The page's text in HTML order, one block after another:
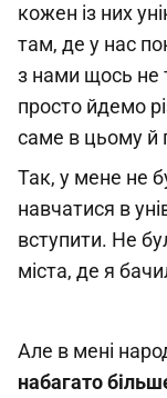
кожен із них
там, де у нас
з нами щось не
просто йдемо
саме в цьому й
Так, у мене не
навчатися в
вступити. Не
міста, де я
Але в мені
набагато